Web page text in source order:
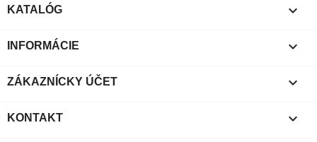
KATALÓG 
INFORMÁCIE 
ZÁKAZNÍCKY ÚČET 
KONTAKT 